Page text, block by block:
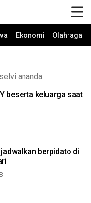
Ekonomi Olahraga
ananda.
beserta keluarga saat
berpidato di